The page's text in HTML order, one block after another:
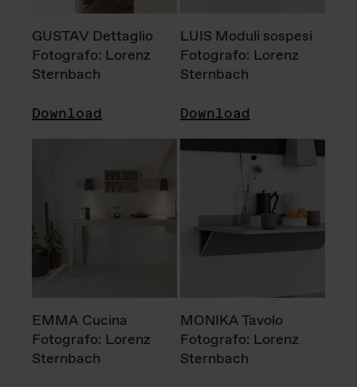
GUSTAV Dettaglio
Fotografo: Lorenz
Sternbach
Download
LUIS Moduli sospesi
Fotografo: Lorenz
Sternbach
Download
EMMA Cucina
Fotografo: Lorenz
Sternbach
MONIKA Tavolo
Fotografo: Lorenz
Sternbach